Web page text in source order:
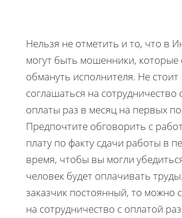
Нельзя не отметить и то, что в
могут быть мошенники, которые
обмануть исполнителя. Не стоит
соглашаться на сотрудничество
оплаты раз в месяц на первых
Предпочтите обговорить с
плату по факту сдачи работы в
время, чтобы вы могли
человек будет оплачивать
заказчик постоянный, то можно
на сотрудничество с оплатой